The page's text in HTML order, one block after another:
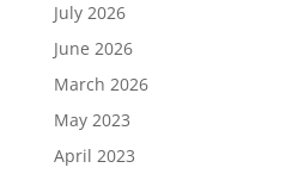
July 2026
June 2026
March 2026
May 2023
April 2023